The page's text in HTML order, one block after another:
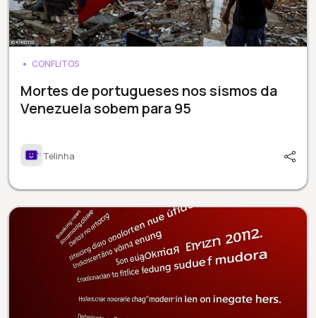
CONFLITOS
Mortes de portugueses nos sismos da
Venezuela sobem para 95
Telinha